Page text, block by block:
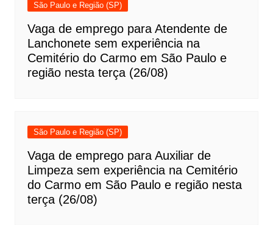
São Paulo e Região (SP)
Vaga de emprego para Atendente de
Lanchonete sem experiência na
Cemitério do Carmo em São Paulo e
região nesta terça (26/08)
São Paulo e Região (SP)
Vaga de emprego para Auxiliar de
Limpeza sem experiência na Cemitério
do Carmo em São Paulo e região nesta
terça (26/08)